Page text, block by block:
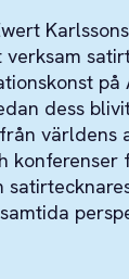
på
dess
världens
konferenser